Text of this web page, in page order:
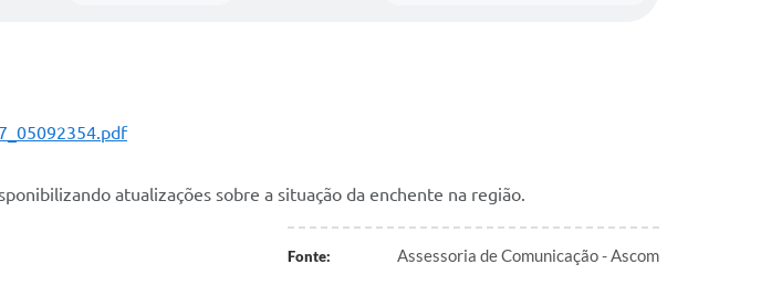
atualizações sobre a situação da enchente na região.
Fonte: Assessoria de Comunicação - Ascom